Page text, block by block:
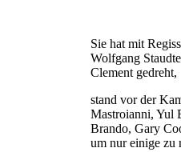
Sie hat mit
Wolfgang
Clement gedreht,
stand vor der
Mastroianni, Yul
Brando, Gary
um nur einige zu